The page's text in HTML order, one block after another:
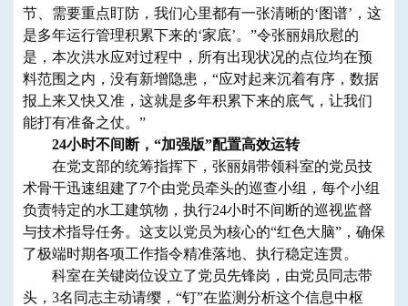
节、需要重点盯防，我们心里都有一张清晰的‘图谱’，这
是多年运行管理积累下来的‘家底’。”令张丽娟欣慰的
是，本次洪水应对过程中，所有出现状况的点位均在预
料范围之内，没有新增隐患 ， “应对起来沉着有序，数据
报上来又快又准，这就是多年积累下来的底气，让我们
能打有准备之仗。”
24小时不间断，“加强版”配置高效运转
在党支部的统筹指挥下，张丽娟带领科室的党员技
术骨干迅速组建了7个由党员牵头的巡查小组，每个小组
负责特定的水工建筑物，执行24小时不间断的巡视监督
与技术指导任务。这支以党员为核心的“红色大脑”，确保
了极端时期各项工作指令精准落地、执行稳定连贯。
科室在关键岗位设立了党员先锋岗， 由党员同志带
头， 3名同志主动请缨，“钉”在监测分析这个信息中枢